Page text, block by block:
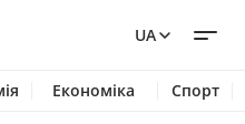
UA
Економіка Спорт